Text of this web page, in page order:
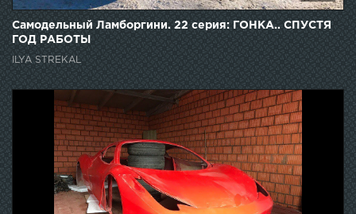
Самодельный Ламборгини. 22 серия: ГОНКА.. СПУСТЯ
ГОД РАБОТЫ
ILYA STREKAL